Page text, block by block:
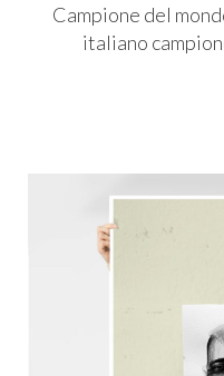
Campione del
italiano